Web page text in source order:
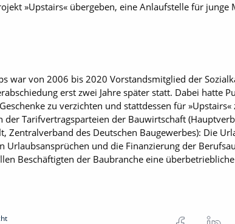
»Upstairs« übergeben, eine Anlaufstelle für junge
war von 2006 bis 2020 Vorstandsmitglied der
erst zwei Jahre später statt. Dabei hatte
zu verzichten und stattdessen für
der Tarifvertragsparteien der Bauwirtschaft
Zentralverband des Deutschen Baugewerbes): Die
Urlaubsansprüchen und die Finanzierung der
Beschäftigten der Baubranche eine